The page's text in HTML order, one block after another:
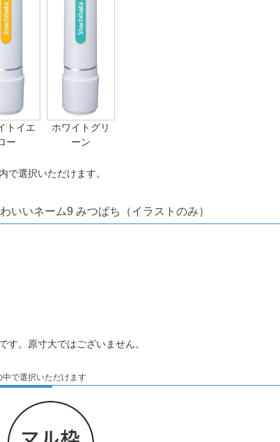
トイエ
ー
ホワイトグリ
ーン
で選択いただけます。
いいネーム9 みつばち（イラストのみ）
す。原寸大ではございません。
中で選択いただけます